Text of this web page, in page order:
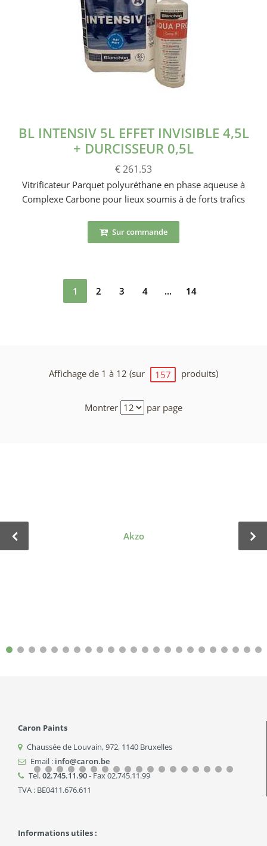
BL INTENSIV 5L EFFET INVISIBLE 4,5L
+ DURCISSEUR 0,5L
€ 261.53
Vitrificateur Parquet polyuréthane en phase aqueuse à
Complexe Carbone pour lieux soumis à de forts trafics
Sur commande
1 2 3 4 ... 14
Affichage de 1 à 12 (sur 157 produits)
Montrer par page
Akzo
Caron Paints
Chaussée de Louvain, 972, 1140 Bruxelles
Email : info@caron.be
Tel.02.745.11.90- Fax 02.745.11.99
TVA : BE0411.676.611
Informations utiles :